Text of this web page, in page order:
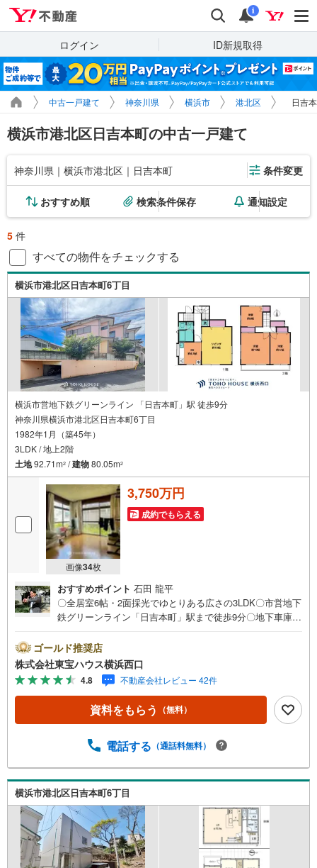
検索 通知
i
ログイン ID新規取得
中古一戸建て 神奈川県 横浜市 港北区 日吉
横浜市港北区日吉本町の中古一戸建て
神奈川県｜横浜市港北区｜日吉本町 条件変更
おすすめ順 検索条件保存 通知設定
5 件
すべての物件をチェックする
横浜市港北区日吉本町6丁目
横浜市営地下鉄グリーンライン 「日吉本町」駅 徒歩9分
神奈川県横浜市港北区日吉本町6丁目
1982年1月（築45年）
3LDK / 地上2階
土地92.71m2 /建物80.05m2
画像34枚
3,750万円
成約でもらえる
おすすめポイント 石田 龍平
〇全居室6帖・2面採光でゆとりある広さの3LDK〇市営地下
鉄グリーンライン「日吉本町」駅まで徒歩9分〇地下車庫は
による）ーーーーYahoo！ 不動産キャンペーン対象店舗ー
ーーー当店で物件を成約するとPayPayボーナスライトがも
らえる「Yahoo！ 不動産 物件ご成約キャンペーン」の対象
になります。「資料をもらう」「見学予約をする」ボタン
からお問い合わせください。※必ずYahoo！ JAPAN IDでロ
グインしてください。※PayPayボーナスライトは出金と譲
ーーーーーーーーーーーーーーーーーーーーーーー紹介金
2026年8月時点 のものであり、実際の適用金利は融資実行
時のものとなります。金利情勢により表記の返済額と異な
る場合があります。ーーーーーーーーーーーーーーーーー
ーーーーーーーー
ゴールド推奨店
株式会社東宝ハウス横浜西口
4.8 不動産会社レビュー 42件
資料をもらう （無料）
電話する （通話料無料）
横浜市港北区日吉本町6丁目